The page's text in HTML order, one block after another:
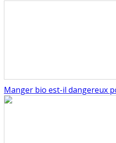
Manger bio est-il dangereux